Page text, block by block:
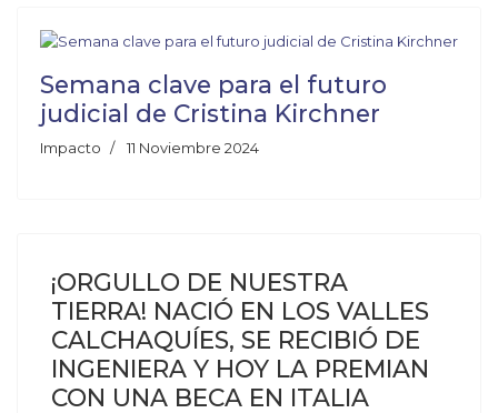
Semana clave para el futuro
judicial de Cristina Kirchner
Impacto 11 Noviembre 2024
¡ORGULLO DE NUESTRA
TIERRA! NACIÓ EN LOS VALLES
CALCHAQUÍES, SE RECIBIÓ DE
INGENIERA Y HOY LA PREMIAN
CON UNA BECA EN ITALIA